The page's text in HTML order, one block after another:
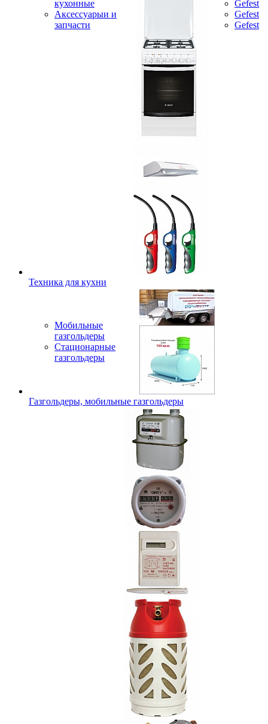
кухонные
Аксессуарыи и
запчасти
Gefest
Gefest
Gefest
Техника для кухни
Мобильные
газгольдеры
Стационарные
газгольдеры
Газгольдеры, мобильные газгольдеры